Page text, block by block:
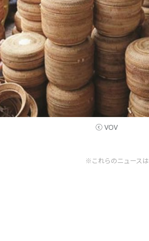
ⓒ VOV
※これらのニュースは